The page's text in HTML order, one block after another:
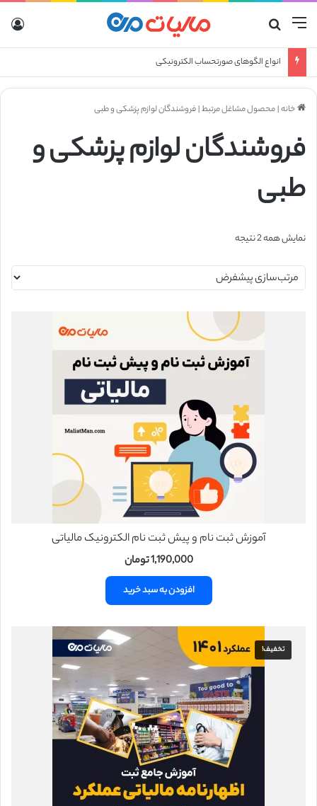
منو
انواع الگوهای صورتحساب الکترونیکی
خانه|محصول مشاغل مرتبط|فروشندگان لوازم پزشکی و طبی
فروشندگان لوازم پزشکی و
طبی
نمایش همه 2 نتیجه
آموزش ثبت نام و پیش ثبت نام الکترونیک مالیاتی
1,190,000تومان
افزودن به سبد خرید
تخفیف!